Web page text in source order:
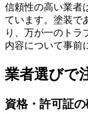
信頼性の高い業者
ています。塗装で
り、万が一のトラ
内容について事前
業者選びで
資格・許可証